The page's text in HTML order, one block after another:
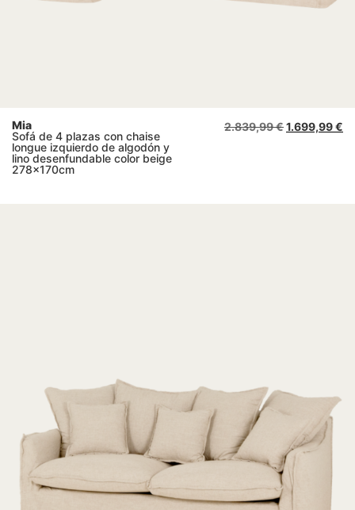
Mia
Sofá de 4 plazas con chaise
longue izquierdo de algodón y
lino desenfundable color beige
278x170cm
2.839,99€1.699,99€